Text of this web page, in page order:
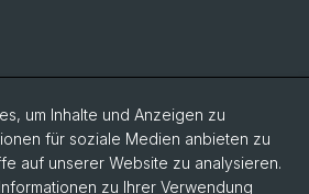
um Inhalte und Anzeigen zu
für soziale Medien anbieten zu
auf unserer Website zu analysieren.
zu Ihrer Verwendung